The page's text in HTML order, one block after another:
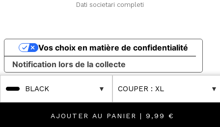
FINAL SALES Up to -80% Online & in Boutique!
BLACK COUPER : XL
AJOUTER AU PANIER | 9,99 €
Dati societari completi
Reductions FINAL SALES Up to -80% Online & in
Notification lors de la collecte
Vos choix en matière de confidentialité